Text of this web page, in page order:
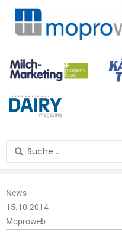
Zum
Inhalt
springen
Search
...
News
15.10.2014
Moproweb